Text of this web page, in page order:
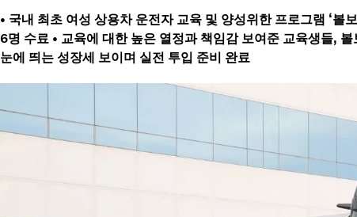
• 국내 최초 여성 상용차 운전자 교육 및 양성위한 프로그램 ‘볼
6명 수료 • 교육에 대한 높은 열정과 책임감 보여준 교육생들,
눈에 띄는 성장세 보이며 실전 투입 준비 완료